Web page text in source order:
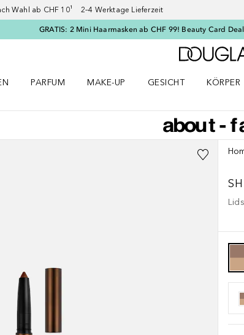
Wahl ab CHF 10¹ 2–4 Werktage Lieferzeit
GRATIS: 2 Mini Haarmasken ab CHF 99! Beauty Card
PARFUM
MAKE-UP
GESICHT
KÖRPER